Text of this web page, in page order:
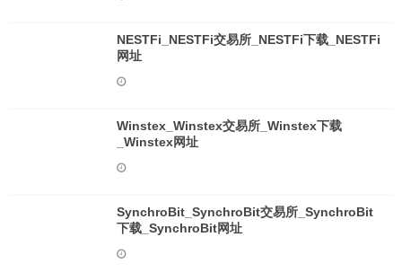
NESTFi_NESTFi交易所_NESTFi下载_NESTFi
网址
Winstex_Winstex交易所_Winstex下载
_Winstex网址
SynchroBit_SynchroBit交易所_SynchroBit
下载_SynchroBit网址